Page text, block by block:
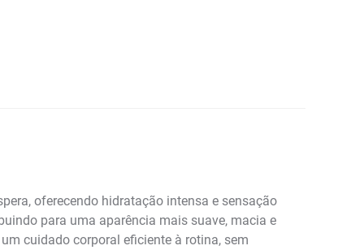
oferecendo hidratação intensa e sensação
para uma aparência mais suave, macia e
cuidado corporal eficiente à rotina, sem